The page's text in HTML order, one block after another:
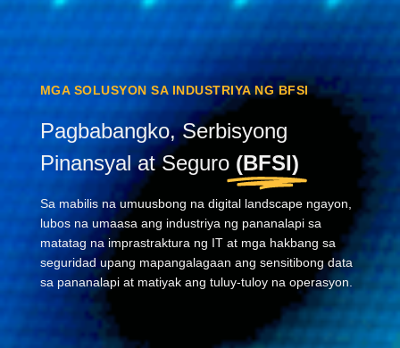
MGA SOLUSYON SA INDUSTRIYA NG BFSI
Pagbabangko, Serbisyong
Pinansyal at Seguro (BFSI)
Sa mabilis na umuusbong na digital landscape ngayon,
lubos na umaasa ang industriya ng pananalapi sa
matatag na imprastraktura ng IT at mga hakbang sa
seguridad upang mapangalagaan ang sensitibong data
sa pananalapi at matiyak ang tuluy-tuloy na operasyon.